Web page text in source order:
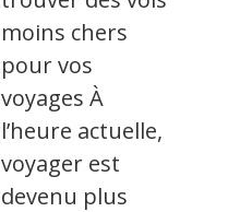
moins chers
pour vos
voyages À
l’heure actuelle,
voyager est
devenu plus